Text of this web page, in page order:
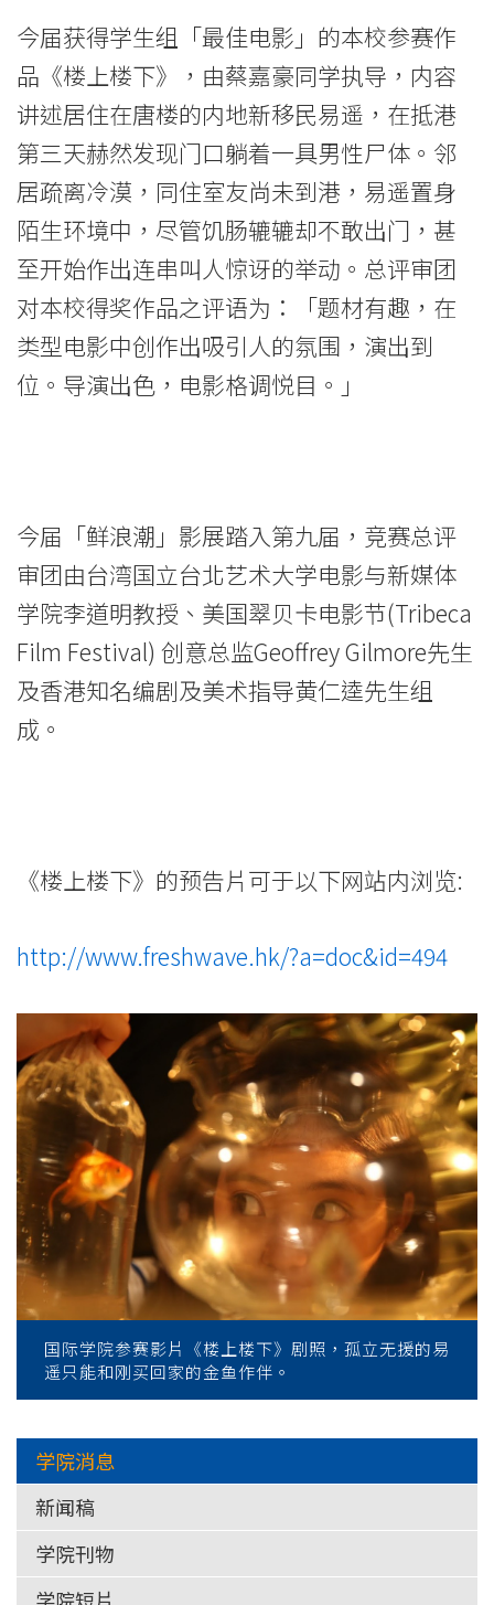
国
际
学
院
香
港
学
今届获得学生组「最佳电影」的本校参赛作
品《楼上楼下》，由蔡嘉豪同学执导，内容
讲述居住在唐楼的内地新移民易遥，在抵港
第三天赫然发现门口躺着一具男性尸体。邻
居疏离冷漠，同住室友尚未到港，易遥置身
陌生环境中，尽管饥肠辘辘却不敢出门，甚
至开始作出连串叫人惊讶的举动。总评审团
对本校得奖作品之评语为：「题材有趣，在
类型电影中创作出吸引人的氛围，演出到
位。导演出色，电影格调悦目。」
今届「鲜浪潮」影展踏入第九届，竞赛总评
审团由台湾国立台北艺术大学电影与新媒体
学院李道明教授、美国翠贝卡电影节(Tribeca
Film Festival) 创意总监Geoffrey Gilmore先生
及香港知名编剧及美术指导黄仁逵先生组
成。
《楼上楼下》的预告片可于以下网站内浏览:
http://www.freshwave.hk/?a=doc&id=494
国际学院参赛影片《楼上楼下》剧照，孤立无援的易
遥只能和刚买回家的金鱼作伴。
学院消息
新闻稿
学院刊物